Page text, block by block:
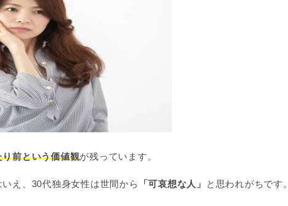
前という価値観が残っています。
え、30代独身女性は世間から 「可哀想な人」 と思われがちです。